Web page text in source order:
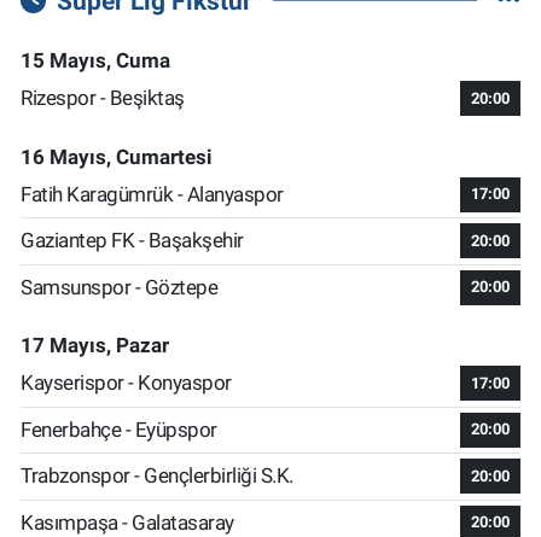
15 Mayıs, Cuma
Rizespor - Beşiktaş
20:00
16 Mayıs, Cumartesi
Fatih Karagümrük - Alanyaspor
17:00
Gaziantep FK - Başakşehir 20:00
Samsunspor - Göztepe 20:00
17 Mayıs, Pazar
Kayserispor - Konyaspor
17:00
Fenerbahçe - Eyüpspor 20:00
Trabzonspor - Gençlerbirliği S.K. 20:00
Kasımpaşa - Galatasaray 20:00